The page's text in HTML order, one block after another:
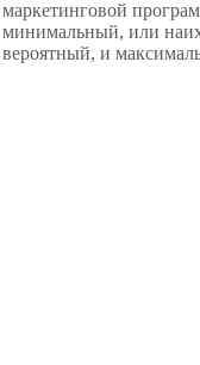
маркетинговой
минимальный, или
вероятный, и